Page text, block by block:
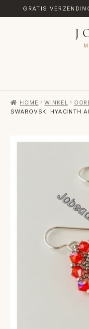
GRATIS
AFREKENEN
VERLANGLIJST
VERZENDKOSTEN
VOLG BESTELLING
HOME WINKEL
SWAROVSKI HYACINTH